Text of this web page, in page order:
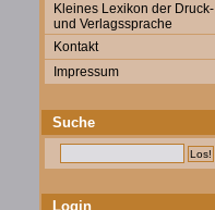
Kleines Lexikon der Druck-
und Verlagssprache
Kontakt
Impressum
Suche
Login